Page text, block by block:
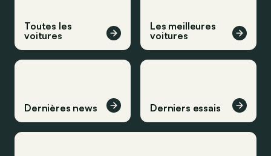
Toutes les
voitures
Les meilleures
voitures
Dernières news Derniers essais